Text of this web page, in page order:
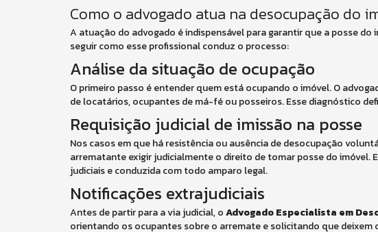
Como o advogado atua na desocupação do
A atuação do advogado é indispensável para garantir que a posse
seguir como esse profissional conduz o processo:
Análise da situação de ocupação
O primeiro passo é entender quem está ocupando o imóvel. O
de locatários, ocupantes de má-fé ou posseiros. Esse diagnóstico
Requisição judicial de imissão na posse
Nos casos em que há resistência ou ausência de desocupação
arrematante exigir judicialmente o direito de tomar posse do imóvel.
judiciais e conduzida com todo amparo legal.
Notificações extrajudiciais
Antes de partir para a via judicial, oAdvogado Especialista em
orientando os ocupantes sobre o arremate e solicitando que